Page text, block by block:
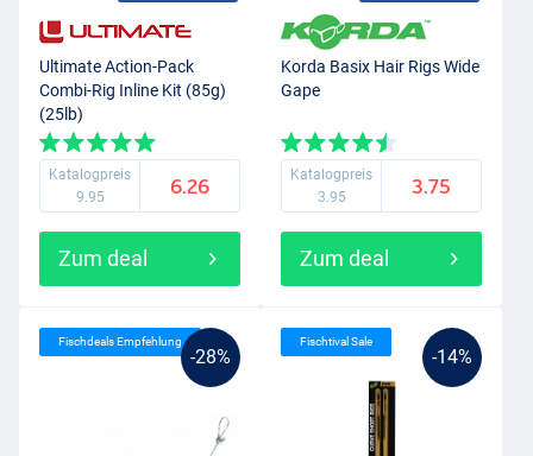
Ultimate Action-Pack
Combi-Rig Inline Kit (85g)
(25lb)
Katalogpreis
9.95
6.26
Zum deal
Korda Basix Hair Rigs Wide
Gape
Katalogpreis
3.95
3.75
Zum deal
-28%
Fischdeals Empfehlung
-14%
Fischtival Sale